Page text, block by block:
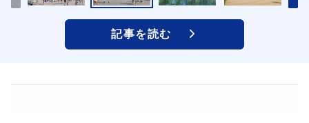
記事を読む